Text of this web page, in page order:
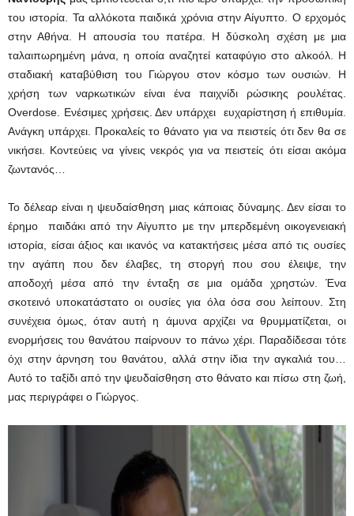
του ιστορία. Τα αλλόκοτα παιδικά χρόνια στην Αίγυπτο. Ο ερχομός
στην Αθήνα. Η απουσία του πατέρα. Η δύσκολη σχέση με μια
ταλαιπωρημένη μάνα, η οποία αναζητεί καταφύγιο στο αλκοόλ. Η
σταδιακή καταβύθιση του Γιώργου στον κόσμο των ουσιών. Η
χρήση των ναρκωτικών είναι ένα παιχνίδι ρώσικης ρουλέτας.
Overdose. Eνέσιμες χρήσεις. Δεν υπάρχει ευχαρίστηση ή επιθυμία.
Ανάγκη υπάρχει. Προκαλείς το θάνατο για να πειστείς ότι δεν θα σε
νικήσει. Κοντεύεις να γίνεις νεκρός για να πειστείς ότι είσαι ακόμα
ζωντανός…
Το δέλεαρ είναι η ψευδαίσθηση μιας κάποιας δύναμης. Δεν είσαι το
έρημο παιδάκι από την Αίγυπτο με την μπερδεμένη οικογενειακή
ιστορία, είσαι άξιος και ικανός να κατακτήσεις μέσα από τις ουσίες
την αγάπη που δεν έλαβες, τη στοργή που σου έλειψε, την
αποδοχή μέσα από την ένταξη σε μια ομάδα χρηστών. Ένα
σκοτεινό υποκατάστατο οι ουσίες για όλα όσα σου λείπουν. Στη
συνέχεια όμως, όταν αυτή η άμυνα αρχίζει να θρυμματίζεται, οι
ενορμήσεις του θανάτου παίρνουν το πάνω χέρι. Παραδίδεσαι τότε
όχι στην άρνηση του θανάτου, αλλά στην ίδια την αγκαλιά του…
Αυτό το ταξίδι από την ψευδαίσθηση στο θάνατο και πίσω στη ζωή,
μας περιγράφει ο Γιώργος.